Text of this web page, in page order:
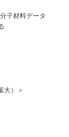
子材料データ
大）＞